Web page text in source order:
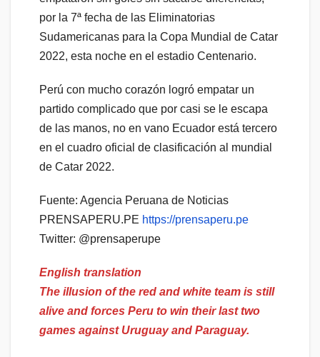
por la 7ª fecha de las Eliminatorias
Sudamericanas para la Copa Mundial de Catar
2022, esta noche en el estadio Centenario.
Perú con mucho corazón logró empatar un
partido complicado que por casi se le escapa
de las manos, no en vano Ecuador está tercero
en el cuadro oficial de clasificación al mundial
de Catar 2022.
Fuente: Agencia Peruana de Noticias
PRENSAPERU.PE https://prensaperu.pe
Twitter: @prensaperupe
English translation
The illusion of the red and white team is still
alive and forces Peru to win their last two
games against Uruguay and Paraguay.